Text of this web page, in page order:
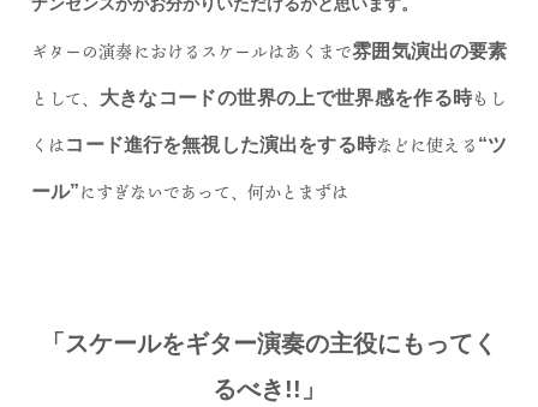
ナンセンスかがお分かりいただけるかと思います。
ギターの演奏におけるスケールはあくまで雰囲気演出の要素
として、 大きなコードの世界の上で世界感を作る時もし
くはコード進行を無視した演出をする時などに使える “ツ
ール”にすぎないであって、何かとまずは
「スケールをギター演奏の主役にもってく
るべき!!」